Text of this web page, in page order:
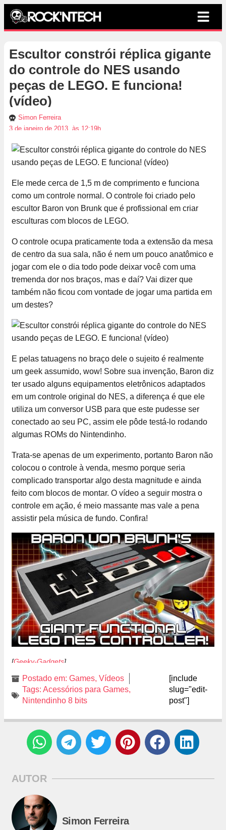
Escultor constrói réplica gigante
do controle do NES usando
peças de LEGO. E funciona!
(vídeo)
Simon Ferreira
3 de janeiro de 2013, às 12:19h
Ele mede cerca de 1,5 m de comprimento e funciona
como um controle normal. O controle foi criado pelo
escultor Baron von Brunk que é profissional em criar
esculturas com blocos de LEGO.
O controle ocupa praticamente toda a extensão da mesa
de centro da sua sala, não é nem um pouco anatômico e
jogar com ele o dia todo pode deixar você com uma
tremenda dor nos braços, mas e daí? Vai dizer que
também não ficou com vontade de jogar uma partida em
um destes?
E pelas tatuagens no braço dele o sujeito é realmente
um geek assumido, wow! Sobre sua invenção, Baron diz
ter usado alguns equipamentos eletrônicos adaptados
em um controle original do NES, a diferença é que ele
utiliza um conversor USB para que este pudesse ser
conectado ao seu PC, assim ele pôde testá-lo rodando
algumas ROMs do Nintendinho.
Trata-se apenas de um experimento, portanto Baron não
colocou o controle à venda, mesmo porque seria
complicado transportar algo desta magnitude e ainda
feito com blocos de montar. O vídeo a seguir mostra o
controle em ação, é meio massante mas vale a pena
assistir pela música de fundo. Confira!
[Geeky-Gadgets]
Postado em: Games, Vídeos
Tags: Acessórios para Games,
Nintendinho 8 bits
[include
slug="edit-
post"]
AUTOR
Simon Ferreira